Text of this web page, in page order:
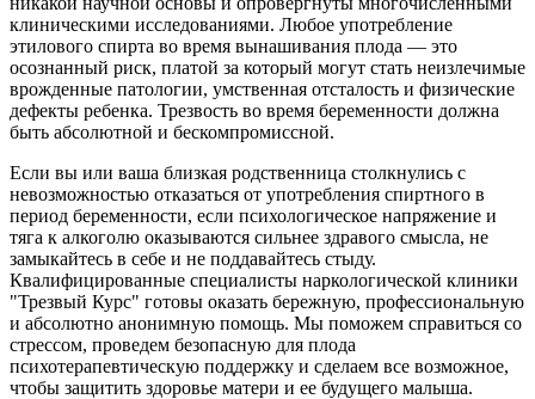
клиническими исследованиями. Любое употребление
этилового спирта во время вынашивания плода — это
осознанный риск, платой за который могут стать неизлечимые
врожденные патологии, умственная отсталость и физические
дефекты ребенка. Трезвость во время беременности должна
быть абсолютной и бескомпромиссной.
Если вы или ваша близкая родственница столкнулись с
невозможностью отказаться от употребления спиртного в
период беременности, если психологическое напряжение и
тяга к алкоголю оказываются сильнее здравого смысла, не
замыкайтесь в себе и не поддавайтесь стыду.
Квалифицированные специалисты наркологической клиники
"Трезвый Курс" готовы оказать бережную, профессиональную
и абсолютно анонимную помощь. Мы поможем справиться со
стрессом, проведем безопасную для плода
психотерапевтическую поддержку и сделаем все возможное,
чтобы защитить здоровье матери и ее будущего малыша.